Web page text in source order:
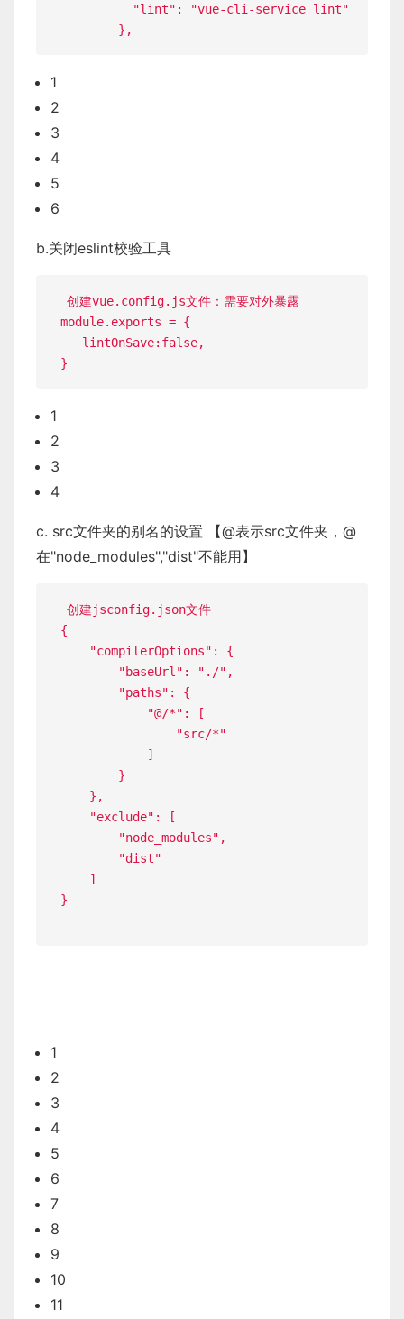
"lint" :
"vue-cli-service lint"
} ,
1
2
3
4
5
6
b.关闭eslint校验工具
创建vue. config. js文件：需要对外暴露
module. exports = {
lintOnSave: false,
}
1
2
3
4
c. src文件夹的别名的设置 【@表示src文件夹，@
在"node_modules","dist"不能用】
创建jsconfig.
json文件
{
"compilerOptions" :
{
"baseUrl" : "./" ,
"paths" :
{
"@/*" :
[
"src/*"
]
}
} ,
"exclude" :
[
"node_modules" ,
"dist"
]
}
1
2
3
4
5
6
7
8
9
10
11